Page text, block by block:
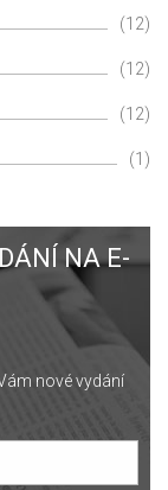
(12)
(12)
(12)
(1)
NA E-
nové vydání